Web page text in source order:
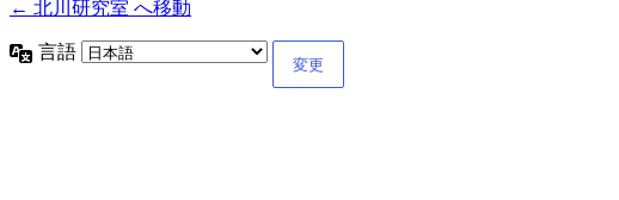
← 北川研究室 へ移動
言語